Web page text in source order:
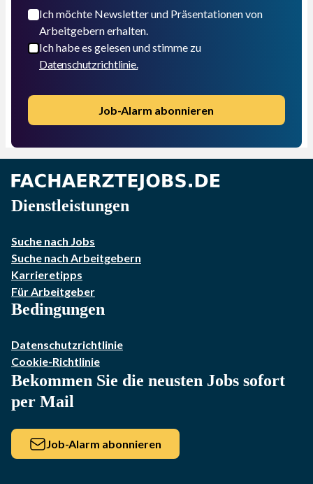
Ich möchte Newsletter und Präsentationen von
Arbeitgebern erhalten.
Ich habe es gelesen und stimme zu
Datenschutzrichtlinie.
Job-Alarm abonnieren
Dienstleistungen
Suche nach Jobs
Suche nach Arbeitgebern
Karrieretipps
Für Arbeitgeber
Bedingungen
Datenschutzrichtlinie
Cookie-Richtlinie
Bekommen Sie die neusten Jobs sofort
per Mail
Job-Alarm abonnieren